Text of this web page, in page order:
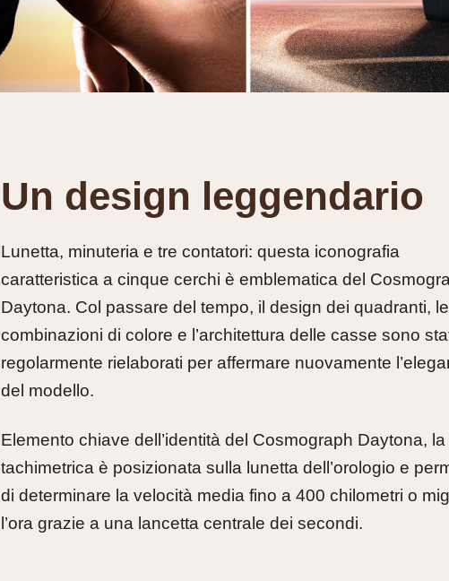
Un design leggendario
Lunetta, minuteria e tre contatori: questa iconografia
caratteristica a cinque cerchi è emblematica del
Daytona. Col passare del tempo, il design dei quadranti, le
combinazioni di colore e l’architettura delle casse sono
regolarmente rielaborati per affermare nuovamente
del modello.
Elemento chiave dell’identità del Cosmograph Daytona,
tachimetrica è posizionata sulla lunetta dell’orologio e
di determinare la velocità media fino a 400 chilometri o
l’ora grazie a una lancetta centrale dei secondi.